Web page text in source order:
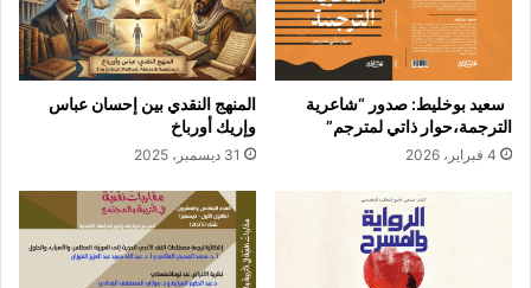
سعيد بوخليط: صدور “شاعرية
الترجمة،حوار ذاتي لمترجم”
4 فبراير، 2026
المنهج النقدي بين إحسان عباس
وإريك أورباخ
31 ديسمبر، 2025